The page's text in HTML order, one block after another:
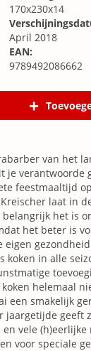
170x230x14
April 2018
EAN:
9789492086662
van het
je verantwoorde
feestmaaltijd
laat in
belangrijk het is
het beter is
eigen
koken in alle
helemaal
een smakelijk
jaargetijde geeft
vele
voor speciale